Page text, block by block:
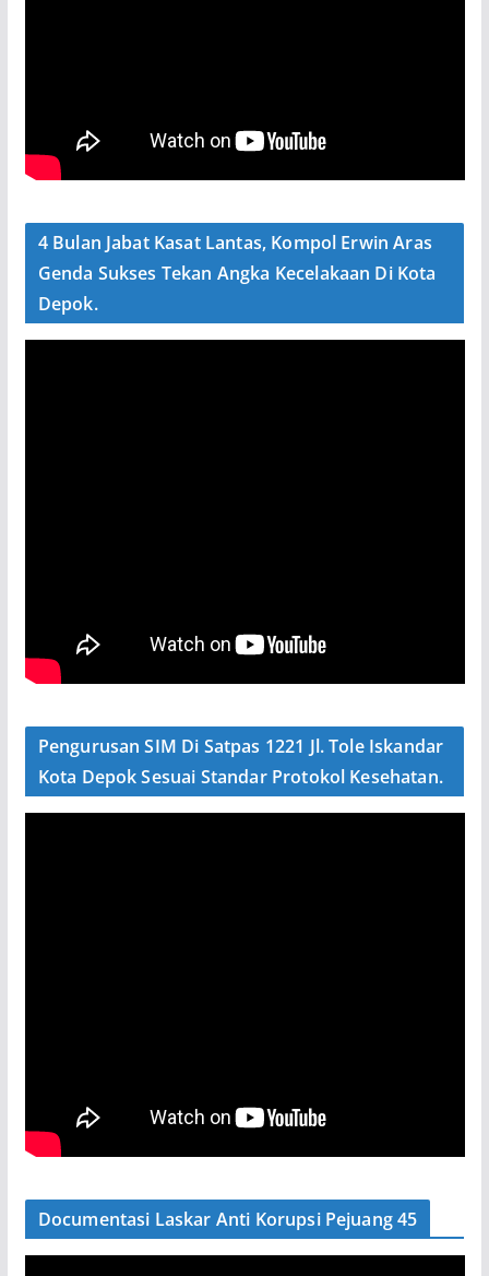
4 Bulan Jabat Kasat Lantas, Kompol Erwin Aras
Genda Sukses Tekan Angka Kecelakaan Di Kota
Depok.
Pengurusan SIM Di Satpas 1221 Jl. Tole Iskandar
Kota Depok Sesuai Standar Protokol Kesehatan.
Documentasi Laskar Anti Korupsi Pejuang 45